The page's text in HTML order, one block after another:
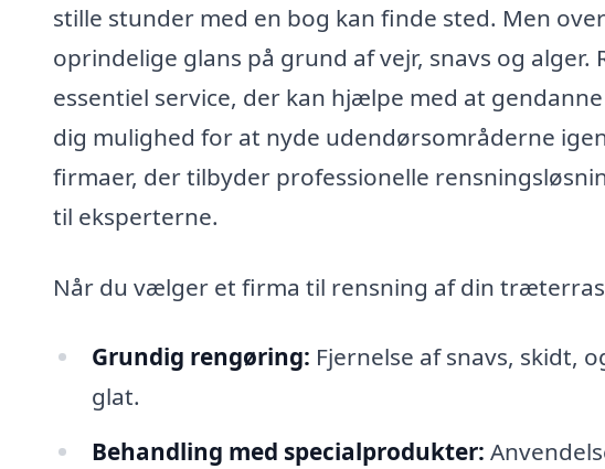
stille stunder med en bog kan finde sted. Men
oprindelige glans på grund af vejr, snavs og
essentiel service, der kan hjælpe med at
dig mulighed for at nyde udendørsområderne
firmaer, der tilbyder professionelle
til eksperterne.
Når du vælger et firma til rensning af din
Grundig rengøring: Fjernelse af snavs, skidt,
glat.
Behandling med specialprodukter: